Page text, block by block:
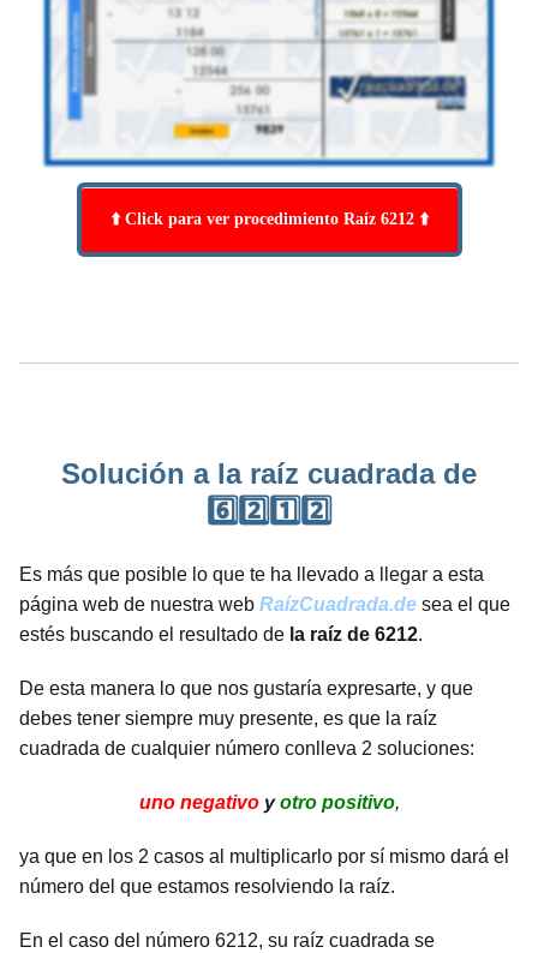
⬆️ Click para ver procedimiento Raíz 6212 ⬆️
Solución a la raíz cuadrada de
6️⃣2️⃣1️⃣2️⃣
Es más que posible lo que te ha llevado a llegar a esta
página web de nuestra web RaízCuadrada.de sea el que
estés buscando el resultado de la raíz de 6212.
De esta manera lo que nos gustaría expresarte, y que
debes tener siempre muy presente, es que la raíz
cuadrada de cualquier número conlleva 2 soluciones:
uno negativoyotro positivo,
ya que en los 2 casos al multiplicarlo por sí mismo dará el
número del que estamos resolviendo la raíz.
En el caso del número 6212, su raíz cuadrada se